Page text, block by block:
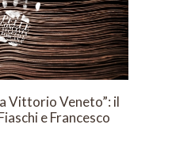
Vittorio Veneto”: il
e Francesco